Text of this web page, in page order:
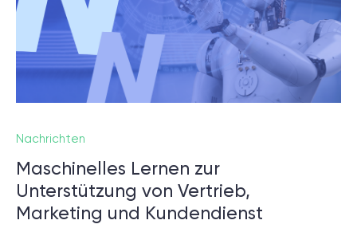
Nachrichten
Maschinelles Lernen zur
Unterstützung von Vertrieb,
Marketing und Kundendienst